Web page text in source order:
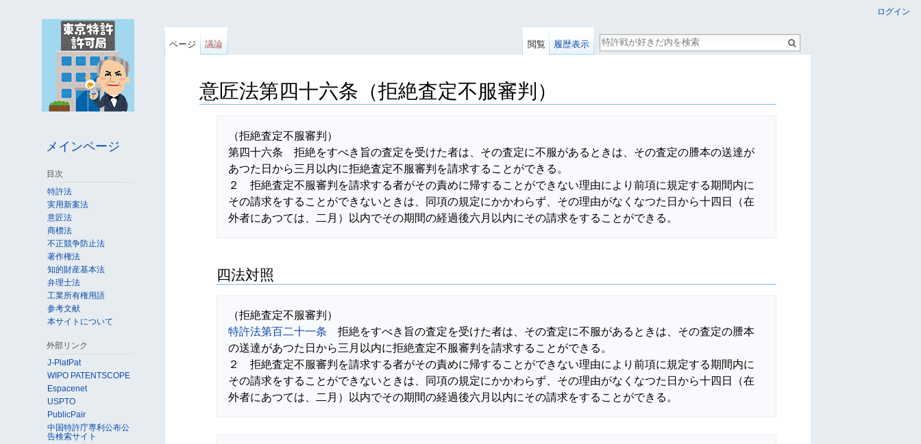
意匠法第四十六条（拒絶査定不服審判）
（拒絶査定不服審判）
第四十六条　拒絶をすべき旨の査定を受けた者は、その査定に不服があるときは、その査定の謄本の送達が
あつた日から三月以内に拒絶査定不服審判を請求することができる。
２　拒絶査定不服審判を請求する者がその責めに帰することができない理由により前項に規定する期間内に
その請求をすることができないときは、同項の規定にかかわらず、その理由がなくなつた日から十四日（在
四法対照
特許法第百二十一条 拒絶をすべき旨の査定を受けた者は、その査定に不服があるときは、その査定の謄本
の送達があつた日から三月以内に拒絶査定不服審判を請求することができる。
２　拒絶査定不服審判を請求する者がその責めに帰することができない理由により前項に規定する期間内に
その請求をすることができないときは、同項の規定にかかわらず、その理由がなくなつた日から十四日（在
ログイン
ページ 議論 閲覧 履歴表示
検
索
メインページ
目次
特許法
実用新案法
意匠法
商標法
不正競争防止法
著作権法
知的財産基本法
弁理士法
工業所有権用語
参考文献
本サイトについて
外部リンク
J-PlatPat
WIPO PATENTSCOPE
Espacenet
USPTO
PublicPair
中国特許庁専利公布公
告検索サイト